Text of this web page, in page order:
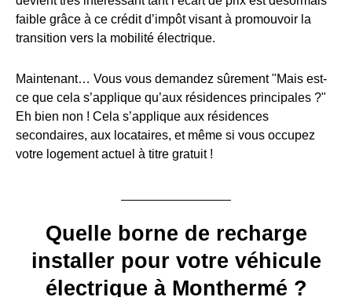
faible grâce à ce crédit d’impôt visant à promouvoir la
transition vers la mobilité électrique.
Maintenant… Vous vous demandez sûrement "Mais est-
ce que cela s’applique qu’aux résidences principales ?"
Eh bien non ! Cela s’applique aux résidences
secondaires, aux locataires, et même si vous occupez
votre logement actuel à titre gratuit !
Quelle borne de recharge
installer pour votre véhicule
électrique à Monthermé ?